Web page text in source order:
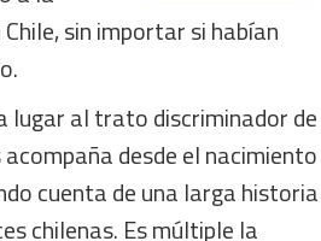
sin importar si habían
lugar al trato discriminador de
desde el nacimiento
cuenta de una larga historia
chilenas. Es múltiple la